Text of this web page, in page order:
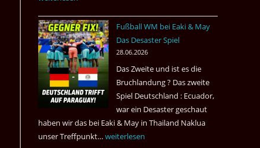
Venezuela
2026
Fußball WM bei Eaki & May
Das Desaster Spiel
28.06.2026
Das Zweite und ist es die
Bruchlandung ? Das zweite
Spiel Deutschland : Ecuador,
war ein Desaster geschaut
haben wir das bei Eaki & May in Thailand Naklua
unser Treffpunkt… Fußball
weiterlesen